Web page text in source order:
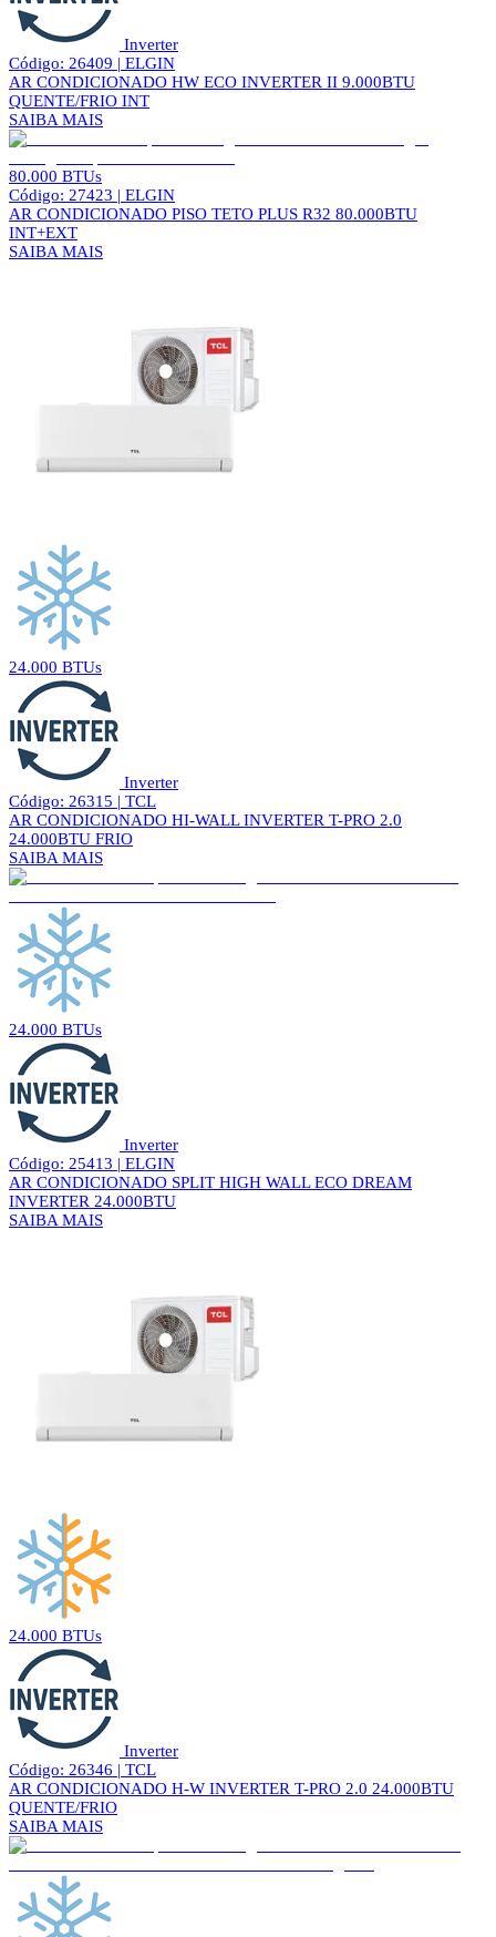
Inverter
Código: 26409 | ELGIN
AR CONDICIONADO HW ECO INVERTER II 9.000BTU
QUENTE/FRIO INT
SAIBA MAIS
80.000 BTUs
Código: 27423 | ELGIN
AR CONDICIONADO PISO TETO PLUS R32 80.000BTU
INT+EXT
SAIBA MAIS
24.000 BTUs
Inverter
Código: 26315 | TCL
AR CONDICIONADO HI-WALL INVERTER T-PRO 2.0
24.000BTU FRIO
SAIBA MAIS
24.000 BTUs
Inverter
Código: 25413 | ELGIN
AR CONDICIONADO SPLIT HIGH WALL ECO DREAM
INVERTER 24.000BTU
SAIBA MAIS
24.000 BTUs
Inverter
Código: 26346 | TCL
AR CONDICIONADO H-W INVERTER T-PRO 2.0 24.000BTU
QUENTE/FRIO
SAIBA MAIS